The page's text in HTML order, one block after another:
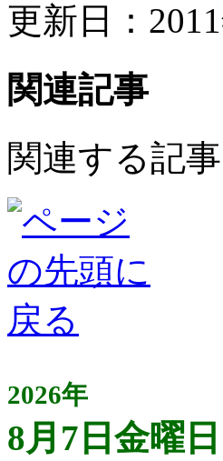
更新日：
関連記事
関連する記
2026年
8月7日金曜日